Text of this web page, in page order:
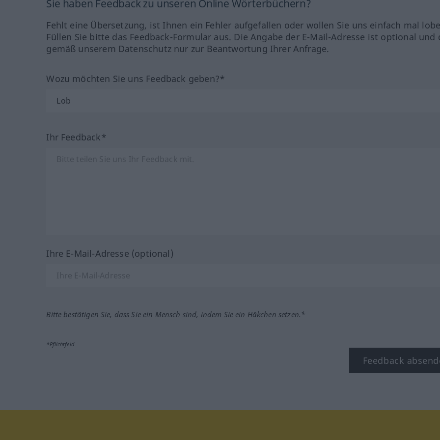
Sie haben Feedback zu unseren Online Wörterbüchern?
Fehlt eine Übersetzung, ist Ihnen ein Fehler aufgefallen oder wollen Sie uns einfach mal
Füllen Sie bitte das Feedback-Formular aus. Die Angabe der E-Mail-Adresse ist optional und
gemäß unserem Datenschutz nur zur Beantwortung Ihrer Anfrage.
Wozu möchten Sie uns Feedback geben?*
Ihr Feedback*
Ihre E-Mail-Adresse (optional)
Bitte bestätigen Sie, dass Sie ein Mensch sind, indem Sie ein Häkchen setzen.*
*Pflichtfeld
Feedback